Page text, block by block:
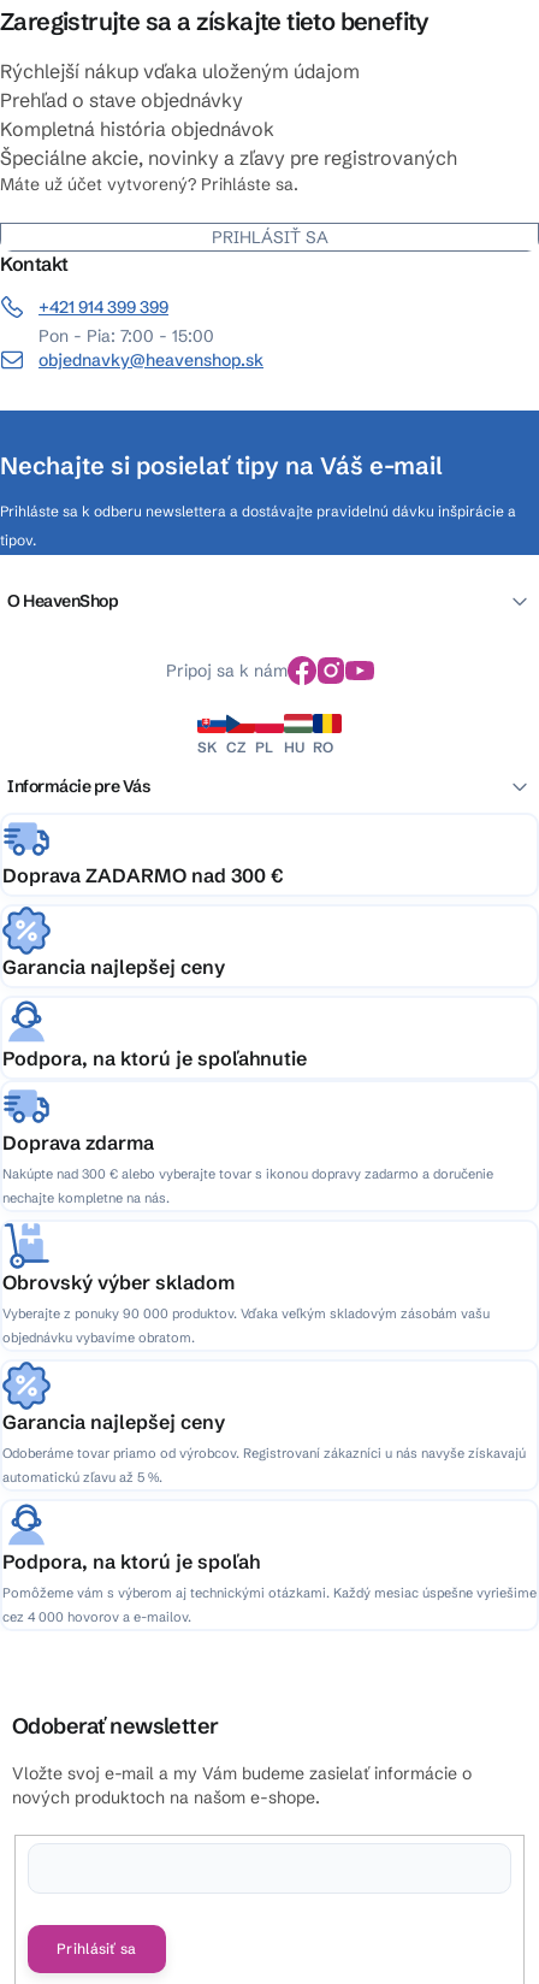
Zaregistrujte sa a získajte tieto benefity
Rýchlejší nákup vďaka uloženým údajom
Prehľad o stave objednávky
Kompletná história objednávok
Špeciálne akcie, novinky a zľavy pre registrovaných
Máte už účet vytvorený? Prihláste sa.
PRIHLÁSIŤ SA
Kontakt
+421 914 399 399
Pon - Pia: 7:00 - 15:00
objednavky@heavenshop.sk
Nechajte si posielať tipy na Váš e-mail
Prihláste sa k odberu newslettera a dostávajte pravidelnú dávku inšpirácie a
tipov.
O HeavenShop
Pripoj sa k nám
SK CZ PL HU RO
Informácie pre Vás
Doprava ZADARMO nad 300 €
Garancia najlepšej ceny
Podpora, na ktorú je spoľahnutie
Doprava zdarma
Nakúpte nad 300 € alebo vyberajte tovar s ikonou dopravy zadarmo a doručenie
nechajte kompletne na nás.
Obrovský výber skladom
Vyberajte z ponuky 90 000 produktov. Vďaka veľkým skladovým zásobám vašu
objednávku vybavíme obratom.
Garancia najlepšej ceny
Odoberáme tovar priamo od výrobcov. Registrovaní zákazníci u nás navyše získavajú
automatickú zľavu až 5 %.
Podpora, na ktorú je spoľah
Pomôžeme vám s výberom aj technickými otázkami. Každý mesiac úspešne vyriešime
cez 4 000 hovorov a e-mailov.
Odoberať newsletter
Vložte svoj e-mail a my Vám budeme zasielať informácie o
nových produktoch na našom e-shope.
Prihlásiť sa